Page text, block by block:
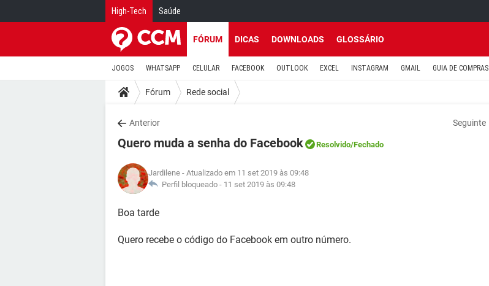
High-Tech Saúde
FÓRUM DICAS DOWNLOADS GLOSSÁRIO
JOGOS WHATSAPP CELULAR FACEBOOK OUTLOOK EXCEL INSTAGRAM GMAIL GUIA DE COMPRAS
Fórum Rede social
Anterior Seguinte
Quero muda a senha do Facebook Resolvido/Fechado
Jardilene - Atualizado em 11 set 2019 às 09:48
Perfil bloqueado - 11 set 2019 às 09:48
Boa tarde
Quero recebe o código do Facebook em outro número.